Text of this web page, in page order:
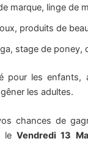
marque, linge de
produits de
stage de poney,
pour les enfants,
les adultes.
chances de
le Vendredi 13